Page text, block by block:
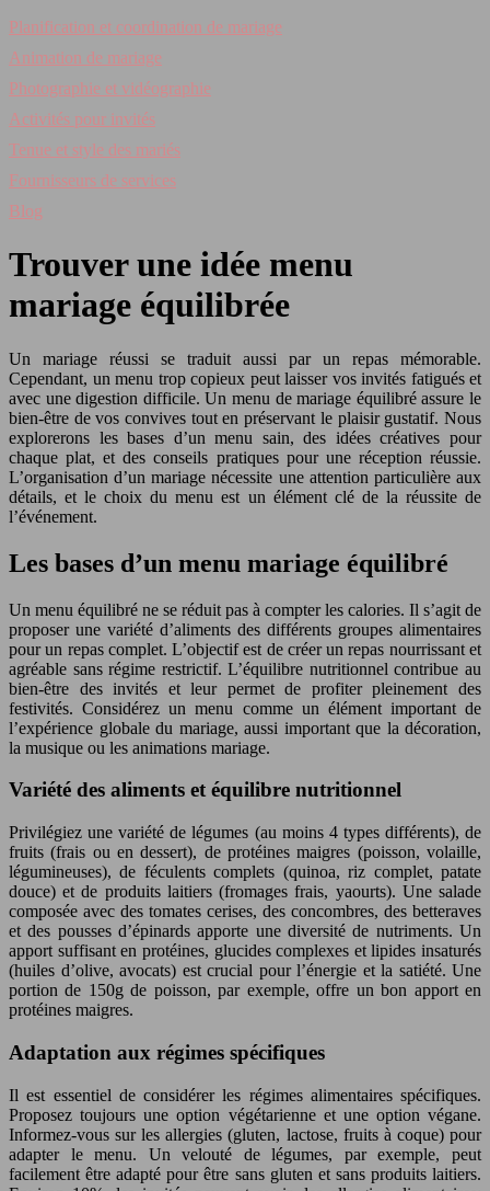
Planification et coordination de mariage
Animation de mariage
Photographie et vidéographie
Activités pour invités
Tenue et style des mariés
Fournisseurs de services
Blog
Trouver une idée menu
mariage équilibrée
Un mariage réussi se traduit aussi par un repas mémorable.
Cependant, un menu trop copieux peut laisser vos invités fatigués et
avec une digestion difficile. Un menu de mariage équilibré assure le
bien-être de vos convives tout en préservant le plaisir gustatif. Nous
explorerons les bases d’un menu sain, des idées créatives pour
chaque plat, et des conseils pratiques pour une réception réussie.
L’organisation d’un mariage nécessite une attention particulière aux
détails, et le choix du menu est un élément clé de la réussite de
l’événement.
Les bases d’un menu mariage équilibré
Un menu équilibré ne se réduit pas à compter les calories. Il s’agit de
proposer une variété d’aliments des différents groupes alimentaires
pour un repas complet. L’objectif est de créer un repas nourrissant et
agréable sans régime restrictif. L’équilibre nutritionnel contribue au
bien-être des invités et leur permet de profiter pleinement des
festivités. Considérez un menu comme un élément important de
l’expérience globale du mariage, aussi important que la décoration,
la musique ou les animations mariage.
Variété des aliments et équilibre nutritionnel
Privilégiez une variété de légumes (au moins 4 types différents), de
fruits (frais ou en dessert), de protéines maigres (poisson, volaille,
légumineuses), de féculents complets (quinoa, riz complet, patate
douce) et de produits laitiers (fromages frais, yaourts). Une salade
composée avec des tomates cerises, des concombres, des betteraves
et des pousses d’épinards apporte une diversité de nutriments. Un
apport suffisant en protéines, glucides complexes et lipides insaturés
(huiles d’olive, avocats) est crucial pour l’énergie et la satiété. Une
portion de 150g de poisson, par exemple, offre un bon apport en
protéines maigres.
Adaptation aux régimes spécifiques
Il est essentiel de considérer les régimes alimentaires spécifiques.
Proposez toujours une option végétarienne et une option végane.
Informez-vous sur les allergies (gluten, lactose, fruits à coque) pour
adapter le menu. Un velouté de légumes, par exemple, peut
facilement être adapté pour être sans gluten et sans produits laitiers.